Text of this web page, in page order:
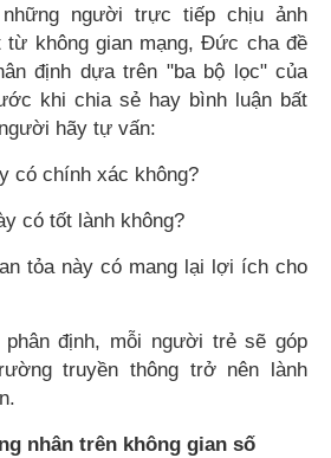
người trực tiếp chịu ảnh
từ không gian mạng, Đức cha đề
định dựa trên "ba bộ lọc" của
khi chia sẻ hay bình luận bất
hãy tự vấn:
có chính xác không?
có tốt lành không?
tỏa này có mang lại lợi ích cho
định, mỗi người trẻ sẽ góp
truyền thông trở nên lành
nhân trên không gian số